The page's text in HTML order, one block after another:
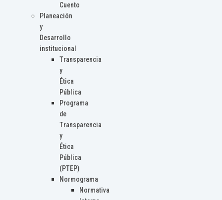
Cuento
Planeación
y
Desarrollo
institucional
Transparencia
y
Ética
Pública
Programa
de
Transparencia
y
Ética
Pública
(PTEP)
Normograma
Normativa